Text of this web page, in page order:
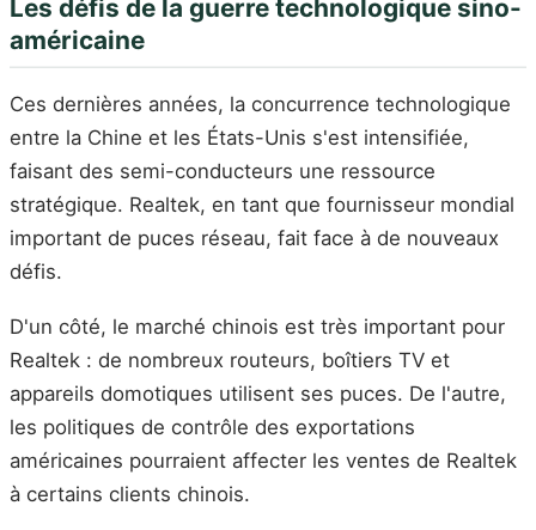
Les défis de la guerre technologique sino-
américaine
Ces dernières années, la concurrence technologique
entre la Chine et les États-Unis s'est intensifiée,
faisant des semi-conducteurs une ressource
stratégique. Realtek, en tant que fournisseur mondial
important de puces réseau, fait face à de nouveaux
défis.
D'un côté, le marché chinois est très important pour
Realtek : de nombreux routeurs, boîtiers TV et
appareils domotiques utilisent ses puces. De l'autre,
les politiques de contrôle des exportations
américaines pourraient affecter les ventes de Realtek
à certains clients chinois.